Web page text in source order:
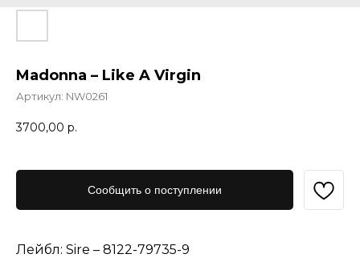
Madonna – Like A Virgin
Артикул: NW0261
3700,00 р.
Сообщить о поступлении
Лейбл: Sire – 8122-79735-9